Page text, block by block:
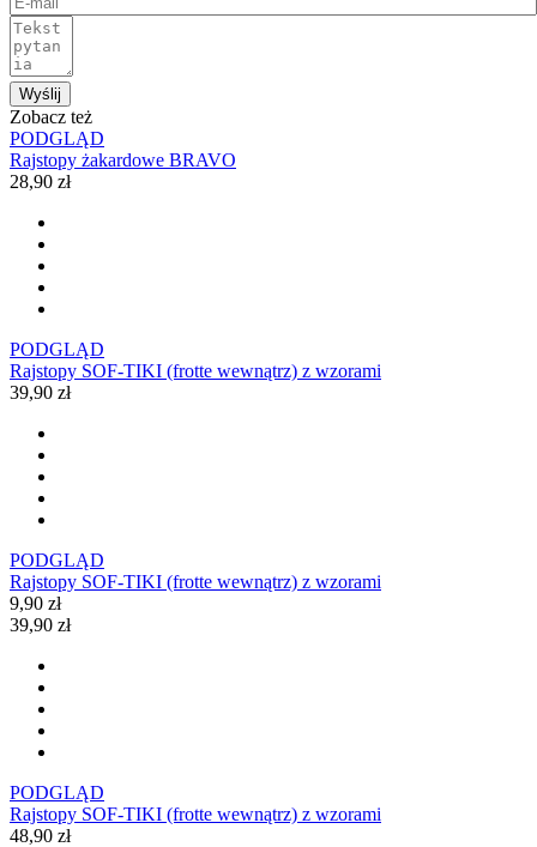
Wyślij
Zobacz też
PODGLĄD
Rajstopy żakardowe BRAVO
28,90 zł
PODGLĄD
Rajstopy SOF-TIKI (frotte wewnątrz) z wzorami
39,90 zł
PODGLĄD
Rajstopy SOF-TIKI (frotte wewnątrz) z wzorami
9,90 zł
39,90 zł
PODGLĄD
Rajstopy SOF-TIKI (frotte wewnątrz) z wzorami
48,90 zł